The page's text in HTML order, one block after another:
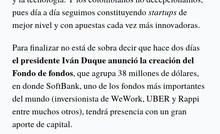
pues día a día seguimos constituyendostartupsde
mejor nivel y con apuestas cada vez más innovadoras.
Para finalizar no está de sobra decir que hace dos días
el presidente Iván Duque anunció la creación del
Fondo de fondos, que agrupa 38 millones de dólares,
en donde SoftBank, uno de los fondos más importantes
del mundo (inversionista de WeWork, UBER y Rappi
entre muchos otros), tendrá presencia con un gran
aporte de capital.